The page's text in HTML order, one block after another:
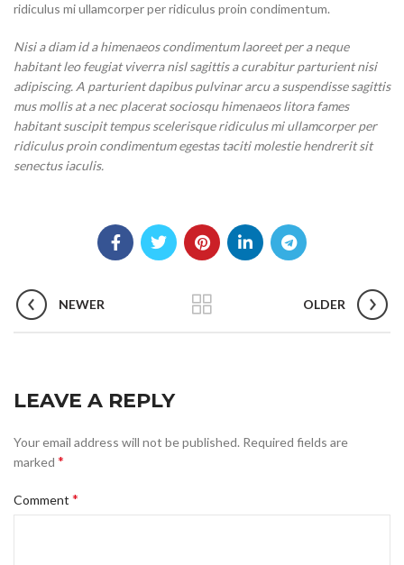
ridiculus mi ullamcorper per ridiculus proin condimentum.
Nisi a diam id a himenaeos condimentum laoreet per a neque
habitant leo feugiat viverra nisl sagittis a curabitur parturient nisi
adipiscing. A parturient dapibus pulvinar arcu a suspendisse sagittis
mus mollis at a nec placerat sociosqu himenaeos litora fames
habitant suscipit tempus scelerisque ridiculus mi ullamcorper per
ridiculus proin condimentum egestas taciti molestie hendrerit sit
senectus iaculis.
NEWER OLDER
LEAVE A REPLY
Your email address will not be published. Required fields are
marked *
Comment *